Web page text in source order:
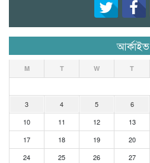
আর্কাইভ
M T W T
3
4 5 6
10
11 12 13
17
18 19 20
24
25 26 27